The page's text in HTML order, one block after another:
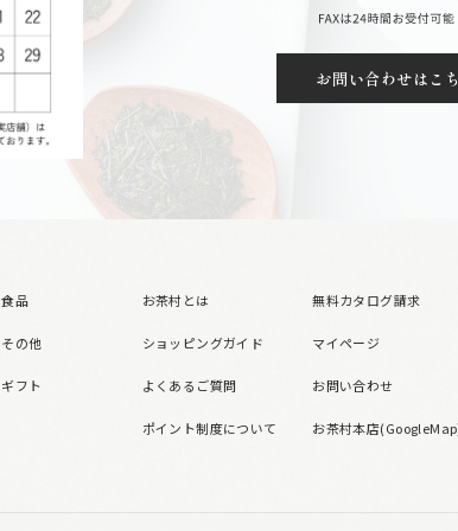
お問い合わせはこ
食品
その他
ギフト
お茶村とは
ショッピングガイド
よくあるご質問
ポイント制度について
無料カタログ請求
マイページ
お問い合わせ
お茶村本店